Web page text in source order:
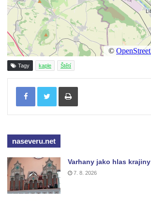
Jidášovo
Křížová cesta Římov – VI. kaple – Olivetská
hora (Getsemanská zahrada)
Křížová cesta Římov – V. kaple – Smutná
duše
Křížová cesta Římov – IV. kaple – Pustá ves
Křížová cesta Římov – III. kaple – Stádní
brána
večeře Páně
Křížová cesta Římov – I. kaple – Loučení
Ježíše s Pannou Marií
Márnice na hřbitově v Římově
Kaple v Horním Třeboníně
Tagy kaple Štětí
Tisknout
naseveru.net
Varhany jako hlas krajiny
7. 8. 2026